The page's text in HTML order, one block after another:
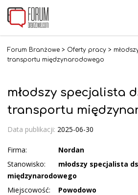
Forum Branżowe > Oferty pracy >
transportu międzynarodowego
młodszy specjalista
transportu
Data publikacji: 2025-06-30
Firma:
Nordan
Stanowisko:
młodszy specjalista
międzynarodowego
Miejscowość:
Powodowo